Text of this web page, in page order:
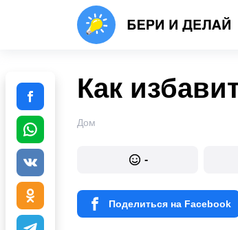
Как
Дом
-
Поделиться на Facebook